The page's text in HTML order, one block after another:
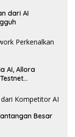
dari AI
AI, Allora
Besar